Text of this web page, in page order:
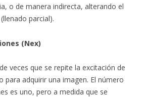
o de manera indirecta, alterando el
parcial).
(Nex)
veces que se repite la excitación de
para adquirir una imagen. El número
es uno, pero a medida que se